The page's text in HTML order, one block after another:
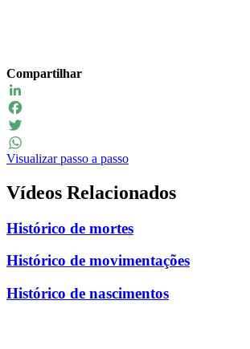
Compartilhar
LinkedIn
Facebook
Twitter
WhatsApp
Visualizar passo a passo
Vídeos Relacionados
Histórico de mortes
Histórico de movimentações
Histórico de nascimentos